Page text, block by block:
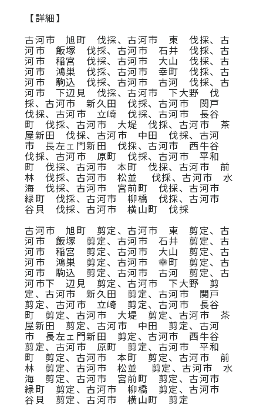
【詳細】
古河市 旭町 伐採、古河市 東 伐採、古
河市 飯塚 伐採、古河市 石井 伐採、古
河市 稲宮 伐採、古河市 大山 伐採、古
河市 鴻巣 伐採、古河市 幸町 伐採、古
河市 駒込 伐採、古河市 古河 伐採、古
河市 下辺見 伐採、古河市 下大野 伐
採、古河市 新久田 伐採、古河市 関戸
伐採、古河市 立崎 伐採、古河市 長谷
町 伐採、古河市 大堤 伐採、古河市 茶
屋新田 伐採、古河市 中田 伐採、古河
市 長左ェ門新田 伐採、古河市 西牛谷
伐採、古河市 原町 伐採、古河市 平和
町 伐採、古河市 本町 伐採、古河市 前
林 伐採、古河市 松並 伐採、古河市 水
海 伐採、古河市 宮前町 伐採、古河市
緑町 伐採、古河市 柳橋 伐採、古河市
谷貝 伐採、古河市 横山町 伐採
古河市 旭町 剪定、古河市 東 剪定、古
河市 飯塚 剪定、古河市 石井 剪定、古
河市 稲宮 剪定、古河市 大山 剪定、古
河市 鴻巣 剪定、古河市 幸町 剪定、古
河市 駒込 剪定、古河市 古河 剪定、古
河市下 辺見 剪定、古河市 下大野 剪
定、古河市 新久田 剪定、古河市 関戸
剪定、古河市 立崎 剪定、古河市 長谷
町 剪定、古河市 大堤 剪定、古河市 茶
屋新田 剪定、古河市 中田 剪定、古河
市 長左ェ門新田 剪定、古河市 西牛谷
剪定、古河市 原町 剪定、古河市 平和
町 剪定、古河市 本町 剪定、古河市 前
林 剪定、古河市 松並 剪定、古河市 水
海 剪定、古河市 宮前町 剪定、古河市
緑町 剪定、古河市 柳橋 剪定、古河市
谷貝 剪定、古河市 横山町 剪定